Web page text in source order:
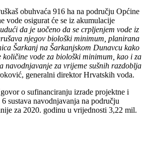
obuhvaća 916 ha na području Općine
vode osigurat će se iz akumulacije
da je uočeno da se crpljenjem vode iz
njegov biološki minimum, planirana
Šarkanj na Šarkanjskom Dunavcu kako
količine vode za biološki minimum, kao i za
navodnjavanje za vrijeme sušnih razdoblja
generalni direktor Hrvatskih voda.
o sufinanciranju izrade projektne i
sustava navodnjavanja na području
za 2020. godinu u vrijednosti 3,22 mil.